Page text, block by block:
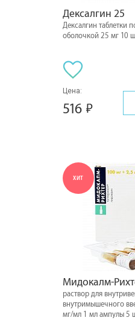
Дексалгин 25
Дексалгин таблетки
оболочкой 25 мг 10
Цена:
516
ХИТ
Мидокалм-
раствор для
внутримышечного
мг/мл 1 мл ампулы 5